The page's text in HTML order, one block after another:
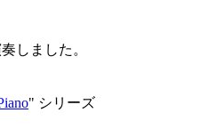
しました。
" シリーズ